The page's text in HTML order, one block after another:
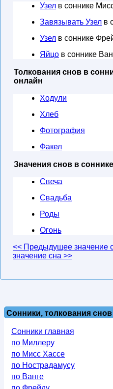
Узел в соннике
Завязывать Узел в
Узел в соннике
Яйцо в соннике
Толкования снов в
онлайн
Ходули
Хлеб
Фотография
Факел
Значения снов в
Свеча
Свадьба
Роды
Огонь
<< Предыдущее значение
значение сна >>
Сонники, толкования снов
Сонники главная
по Миллеру
по Мисс Хассе
по Нострадамусу
по Ванге